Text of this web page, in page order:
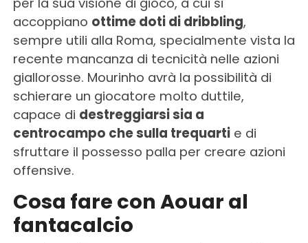
accoppiano ottime doti di dribbling,
sempre utili alla Roma, specialmente vista la
recente mancanza di tecnicità nelle azioni
giallorosse. Mourinho avrà la possibilità di
schierare un giocatore molto duttile,
capace di destreggiarsi sia a
centrocampo che sulla trequartie di
sfruttare il possesso palla per creare azioni
offensive.
Cosa fare con Aouar al
fantacalcio